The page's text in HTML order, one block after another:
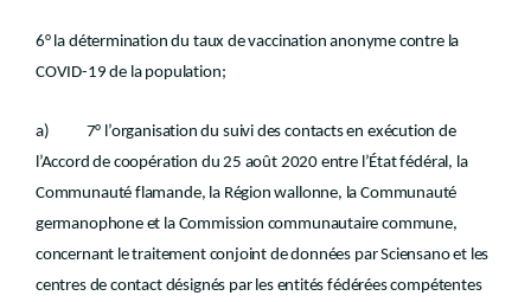
6° la détermination du taux de vaccination anonyme contre la
COVID-19 de la population;
a) 7° l’organisation du suivi des contacts en exécution de
l’Accord de coopération du 25 août 2020 entre l’État fédéral, la
Communauté flamande, la Région wallonne, la Communauté
germanophone et la Commission communautaire commune,
concernant le traitement conjoint de données par Sciensano et les
centres de contact désignés par les entités fédérées compétentes